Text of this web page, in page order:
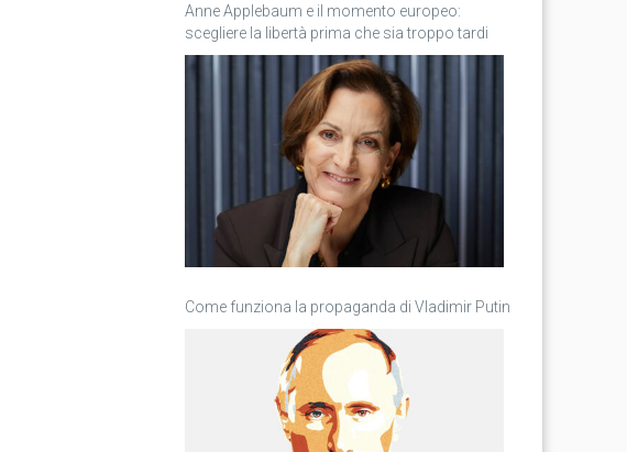
Anne Applebaum e il momento europeo:
scegliere la libertà prima che sia troppo tardi
Come funziona la propaganda di Vladimir Putin